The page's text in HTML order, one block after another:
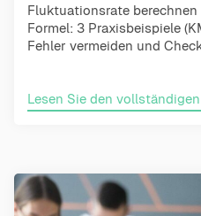
Fluktuationsrate
Formel: 3 Praxisbeispiele
Fehler vermeiden und
Lesen Sie den